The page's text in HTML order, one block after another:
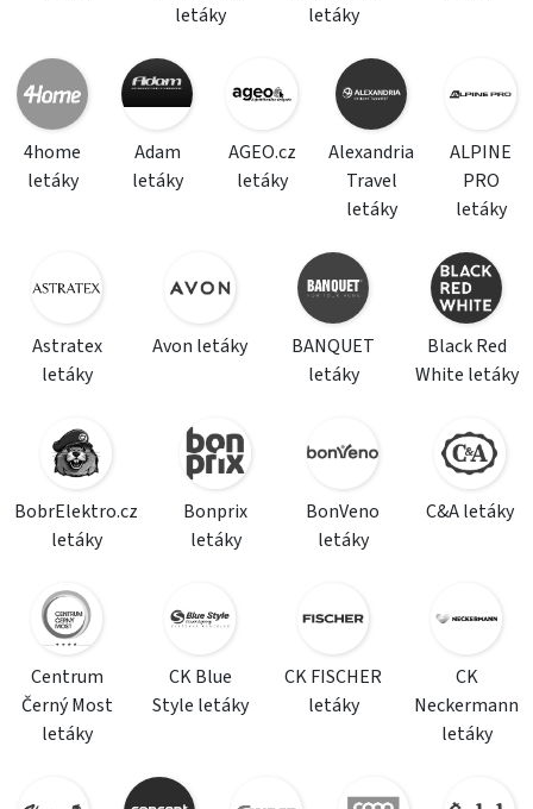
letáky
letáky
4home
letáky
Adam
letáky
AGEO.cz
letáky
Alexandria
Travel
letáky
ALPINE
PRO
letáky
Astratex
letáky
Avon letáky
BANQUET
letáky
Black Red
White letáky
BobrElektro.cz
letáky
Bonprix
letáky
BonVeno
letáky
C&A letáky
Centrum
Černý Most
letáky
CK Blue
Style letáky
CK FISCHER
letáky
CK
Neckermann
letáky